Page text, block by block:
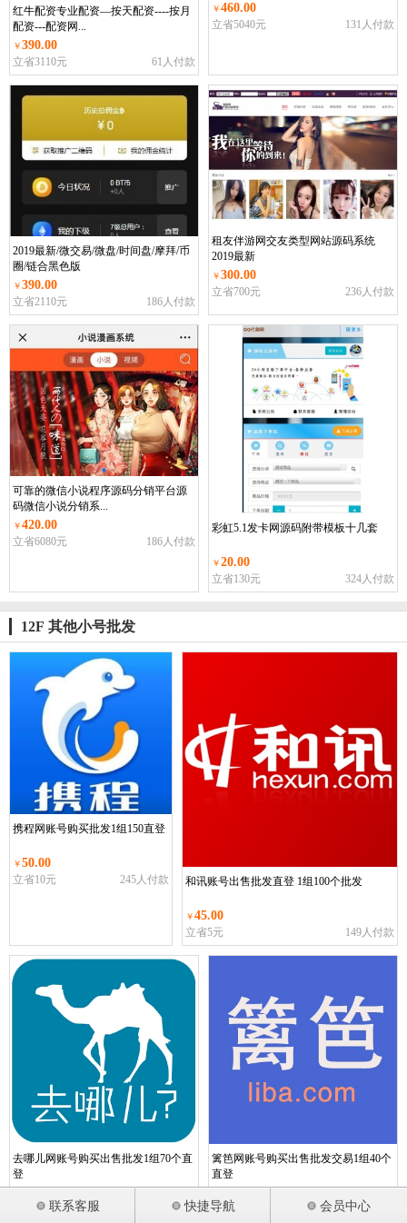
红牛配资专业配资—按天配资----按月
配资---配资网...
￥390.00
立省3110元 61人付款
￥460.00
立省5040元 131人付款
2019最新/微交易/微盘/时间盘/摩拜/币
圈/链合黑色版
￥390.00
立省2110元 186人付款
租友伴游网交友类型网站源码系统
2019最新
￥300.00
立省700元 236人付款
可靠的微信小说程序源码分销平台源
码微信小说分销系...
￥420.00
立省6080元 186人付款
彩虹5.1发卡网源码附带模板十几套
￥20.00
立省130元 324人付款
12F 其他小号批发
携程网账号购买批发1组150直登
￥50.00
立省10元 245人付款 和讯账号出售批发直登 1组100个批发
￥45.00
立省5元 149人付款
去哪儿网账号购买出售批发1组70个直
登
立省10元 239人付款
篱笆网账号购买出售批发交易1组40个
直登
立省15元 200人付款
联系客服
快捷导航
会员中心